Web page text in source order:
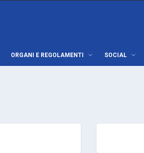
ORGANI E REGOLAMENTI SOCIAL